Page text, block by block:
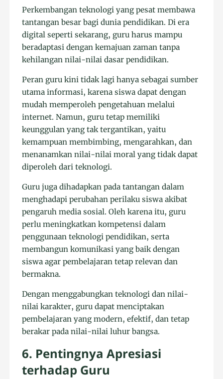
Perkembangan teknologi yang pesat membawa
tantangan besar bagi dunia pendidikan. Di era
digital seperti sekarang, guru harus mampu
beradaptasi dengan kemajuan zaman tanpa
kehilangan nilai-nilai dasar pendidikan.
Peran guru kini tidak lagi hanya sebagai sumber
utama informasi, karena siswa dapat dengan
mudah memperoleh pengetahuan melalui
internet. Namun, guru tetap memiliki
keunggulan yang tak tergantikan, yaitu
kemampuan membimbing, mengarahkan, dan
menanamkan nilai-nilai moral yang tidak dapat
diperoleh dari teknologi.
Guru juga dihadapkan pada tantangan dalam
menghadapi perubahan perilaku siswa akibat
pengaruh media sosial. Oleh karena itu, guru
perlu meningkatkan kompetensi dalam
penggunaan teknologi pendidikan, serta
membangun komunikasi yang baik dengan
siswa agar pembelajaran tetap relevan dan
bermakna.
Dengan menggabungkan teknologi dan nilai-
nilai karakter, guru dapat menciptakan
pembelajaran yang modern, efektif, dan tetap
berakar pada nilai-nilai luhur bangsa.
6. Pentingnya Apresiasi
terhadap Guru